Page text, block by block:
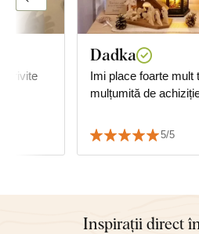
Dadka
Imi place foarte mult
mulțumită de
5/5
Inspirații direct